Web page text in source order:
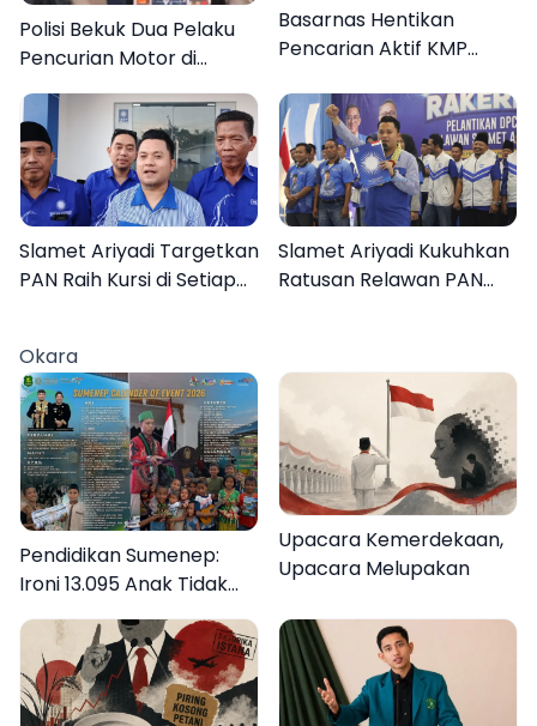
Polisi Bekuk Dua Pelaku
Pencurian Motor di
Bajrasokah Sampang
Basarnas Hentikan
Pencarian Aktif KMP
Orang Masih Hilang
Slamet Ariyadi Targetkan
PAN Raih Kursi di Setiap
Slamet Ariyadi Kukuhkan
Ratusan Relawan PAN
Rakyat
Okara
Pendidikan Sumenep:
Ironi 13.095 Anak Tidak
Sekolah Menyaksikan
Semarak Festival
Kalender Event 2026
Upacara Kemerdekaan,
Upacara Melupakan